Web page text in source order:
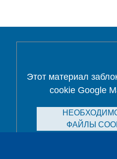
Этот материал
cookie Google
ФАЙЛЫ